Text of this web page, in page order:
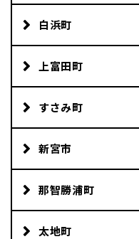
白浜町
上富田町
すさみ町
新宮市
那智勝浦町
太地町